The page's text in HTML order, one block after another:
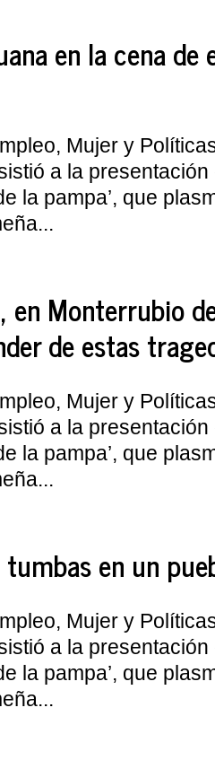
en la cena de
Mujer y
a la presentación
la pampa’, que
en Monterrubio
de estas
Mujer y
a la presentación
la pampa’, que
en un
Mujer y
a la presentación
la pampa’, que